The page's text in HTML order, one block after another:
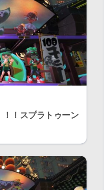
！！スプラトゥーン